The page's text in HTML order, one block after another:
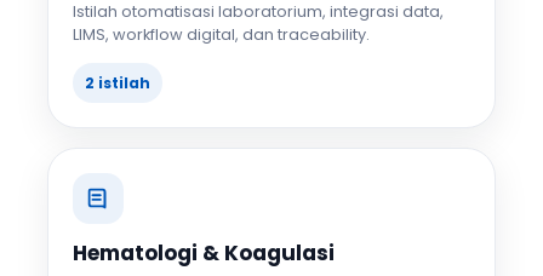
Istilah otomatisasi laboratorium, integrasi data,
LIMS, workflow digital, dan traceability.
2 istilah
Hematologi & Koagulasi